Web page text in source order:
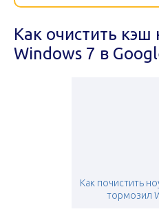
Как очистить кэш
Windows 7 в
Как почистить
тормозил